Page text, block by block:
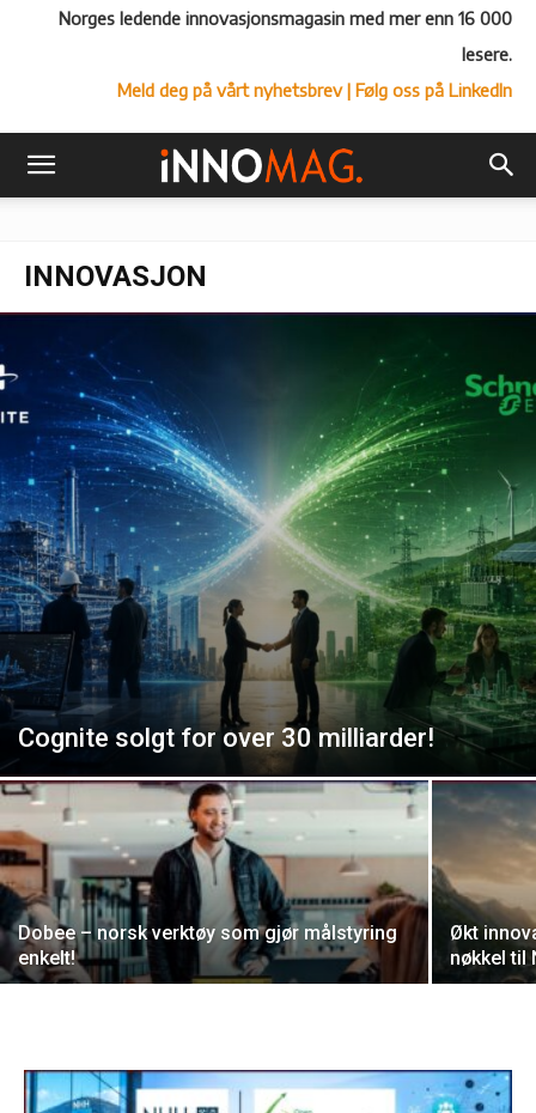
Norges ledende innovasjonsmagasin med mer enn 16 000
lesere.
Meld deg på vårt nyhetsbrev| Følg oss på LinkedIn
INNOVASJON
Cognite solgt for over 30 milliarder!
Dobee – norsk verktøy som gjør målstyring
enkelt!
Økt
nøkkel til